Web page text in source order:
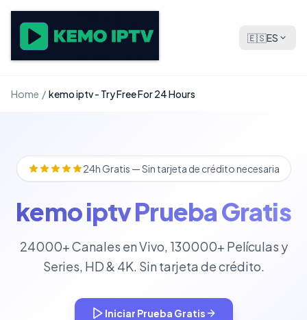
🇪🇸ES
Home / kemo iptv - Try Free For 24 Hours
24h Gratis — Sin tarjeta de crédito necesaria
kemo iptv Prueba Gratis
24000+ Canales en Vivo, 130000+ Películas y
Series, HD & 4K. Sin tarjeta de crédito.
Iniciar Prueba Gratis